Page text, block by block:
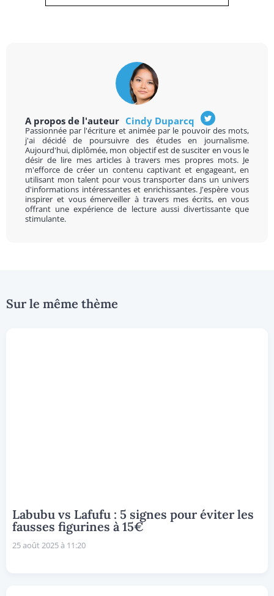
A propos de l'auteur Cindy Duparcq
Passionnée par l'écriture et animée par le pouvoir des mots,
j'ai décidé de poursuivre des études en journalisme.
Aujourd'hui, diplômée, mon objectif est de susciter en vous le
désir de lire mes articles à travers mes propres mots. Je
m'efforce de créer un contenu captivant et engageant, en
utilisant mon talent pour vous transporter dans un univers
d'informations intéressantes et enrichissantes. J'espère vous
inspirer et vous émerveiller à travers mes écrits, en vous
offrant une expérience de lecture aussi divertissante que
stimulante.
Sur le même thème
Labubu vs Lafufu : 5 signes pour éviter les
fausses figurines à 15€
25 août 2025 à 11:20